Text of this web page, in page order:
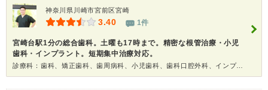
神奈川県川崎市宮前区宮崎
3.40 1件
宮崎台駅1分の総合歯科。土曜も17時まで。精密な根管治療・小児
歯科・インプラント。短期集中治療対応。
診療科：歯科、矯正歯科、歯周病科、小児歯科、歯科口腔外科、インプラント、ホワイトニング